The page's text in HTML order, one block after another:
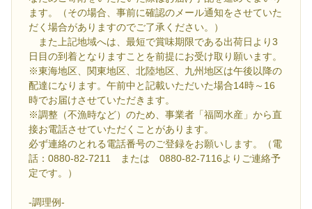
ます。（その場合、事前に確認のメール通知をさせていた
だく場合がありますのでご了承ください。）
また上記地域へは、最短で賞味期限である出荷日より3
日目の到着となりますことを前提にお受け取り願います。
※東海地区、関東地区、北陸地区、九州地区は午後以降の
配達になります。午前中と記載いただいた場合14時～16
時でお届けさせていただきます。
※調整（不漁時など）のため、事業者「福岡水産」から直
接お電話させていただくことがあります。
必ず連絡のとれる電話番号のご登録をお願いします。（電
話：0880-82-7211 または 0880-82-7116よりご連絡予
定です。）
-調理例-